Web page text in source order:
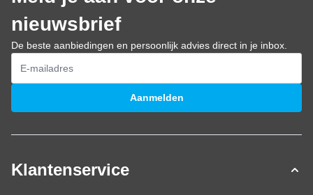
nieuwsbrief
De beste aanbiedingen en persoonlijk advies direct in je inbox.
E-mailadres
Aanmelden
Klantenservice